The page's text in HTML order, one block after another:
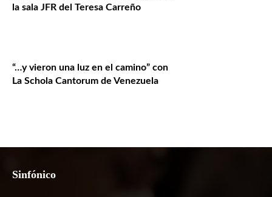
la sala JFR del Teresa Carreño
“…y vieron una luz en el camino” con
La Schola Cantorum de Venezuela
Sinfónico